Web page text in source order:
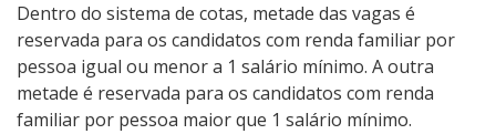
Dentro do sistema de cotas, metade das vagas é
reservada para os candidatos com renda familiar por
pessoa igual ou menor a 1 salário mínimo. A outra
metade é reservada para os candidatos com renda
familiar por pessoa maior que 1 salário mínimo.